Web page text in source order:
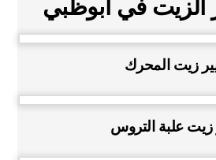
الزيت في ابوظبي
زيت المحرك
زيت علبة التروس